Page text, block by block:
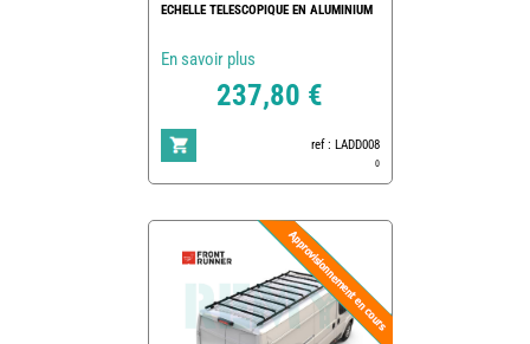
ECHELLE TELESCOPIQUE EN ALUMINIUM
En savoir plus
237,80 €
ref : LADD008
0